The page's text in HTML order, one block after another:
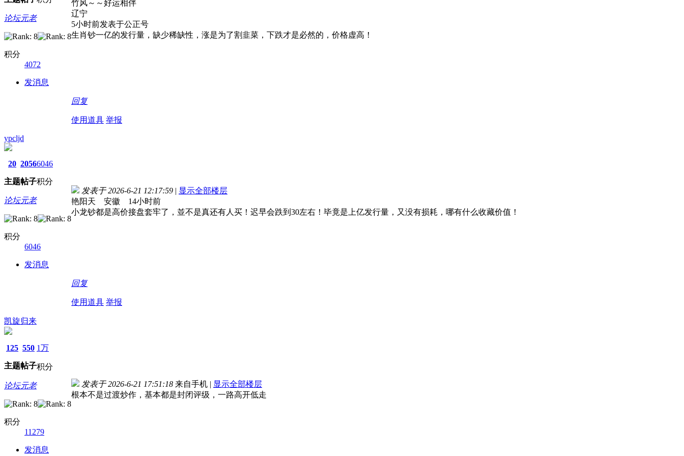
论坛元老
积分
4072
发消息
竹风～～好运相伴
辽宁
5小时前发表于公正号
生肖钞一亿的发行量，缺少稀缺性，涨是为了割韭菜，下跌才是必然的，价格虚高！
回复
使用道具 举报
ypcljd
20
主题
2056
帖子
6046
积分
论坛元老
积分
6046
发消息
发表于 2026-6-21 12:17:59 | 显示全部楼层
艳阳天 安徽 14小时前
小龙钞都是高价接盘套牢了，並不是真还有人买！迟早会跌到30左右！毕竟是上亿发行量，又没有损耗，哪有什么收藏价值！
回复
使用道具 举报
凯旋归来
125
主题
550
帖子
1万
积分
论坛元老
积分
11279
发消息
发表于 2026-6-21 17:51:18 来自手机 | 显示全部楼层
根本不是过渡炒作，基本都是封闭评级，一路高开低走